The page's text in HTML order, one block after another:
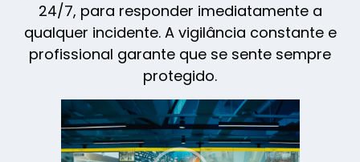
24/7, para responder imediatamente a
qualquer incidente. A vigilância constante e
profissional garante que se sente sempre
protegido.